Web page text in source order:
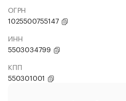
ОГРН
1025500755147
ИНН
5503034799
КПП
550301001